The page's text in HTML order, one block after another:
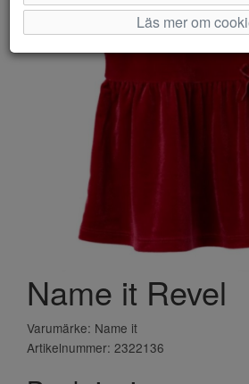
Name it Revel
Varumärke: Name it
Artikelnummer: 2322136
Läs mer om